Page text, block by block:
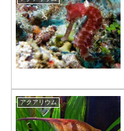
アクアリウム